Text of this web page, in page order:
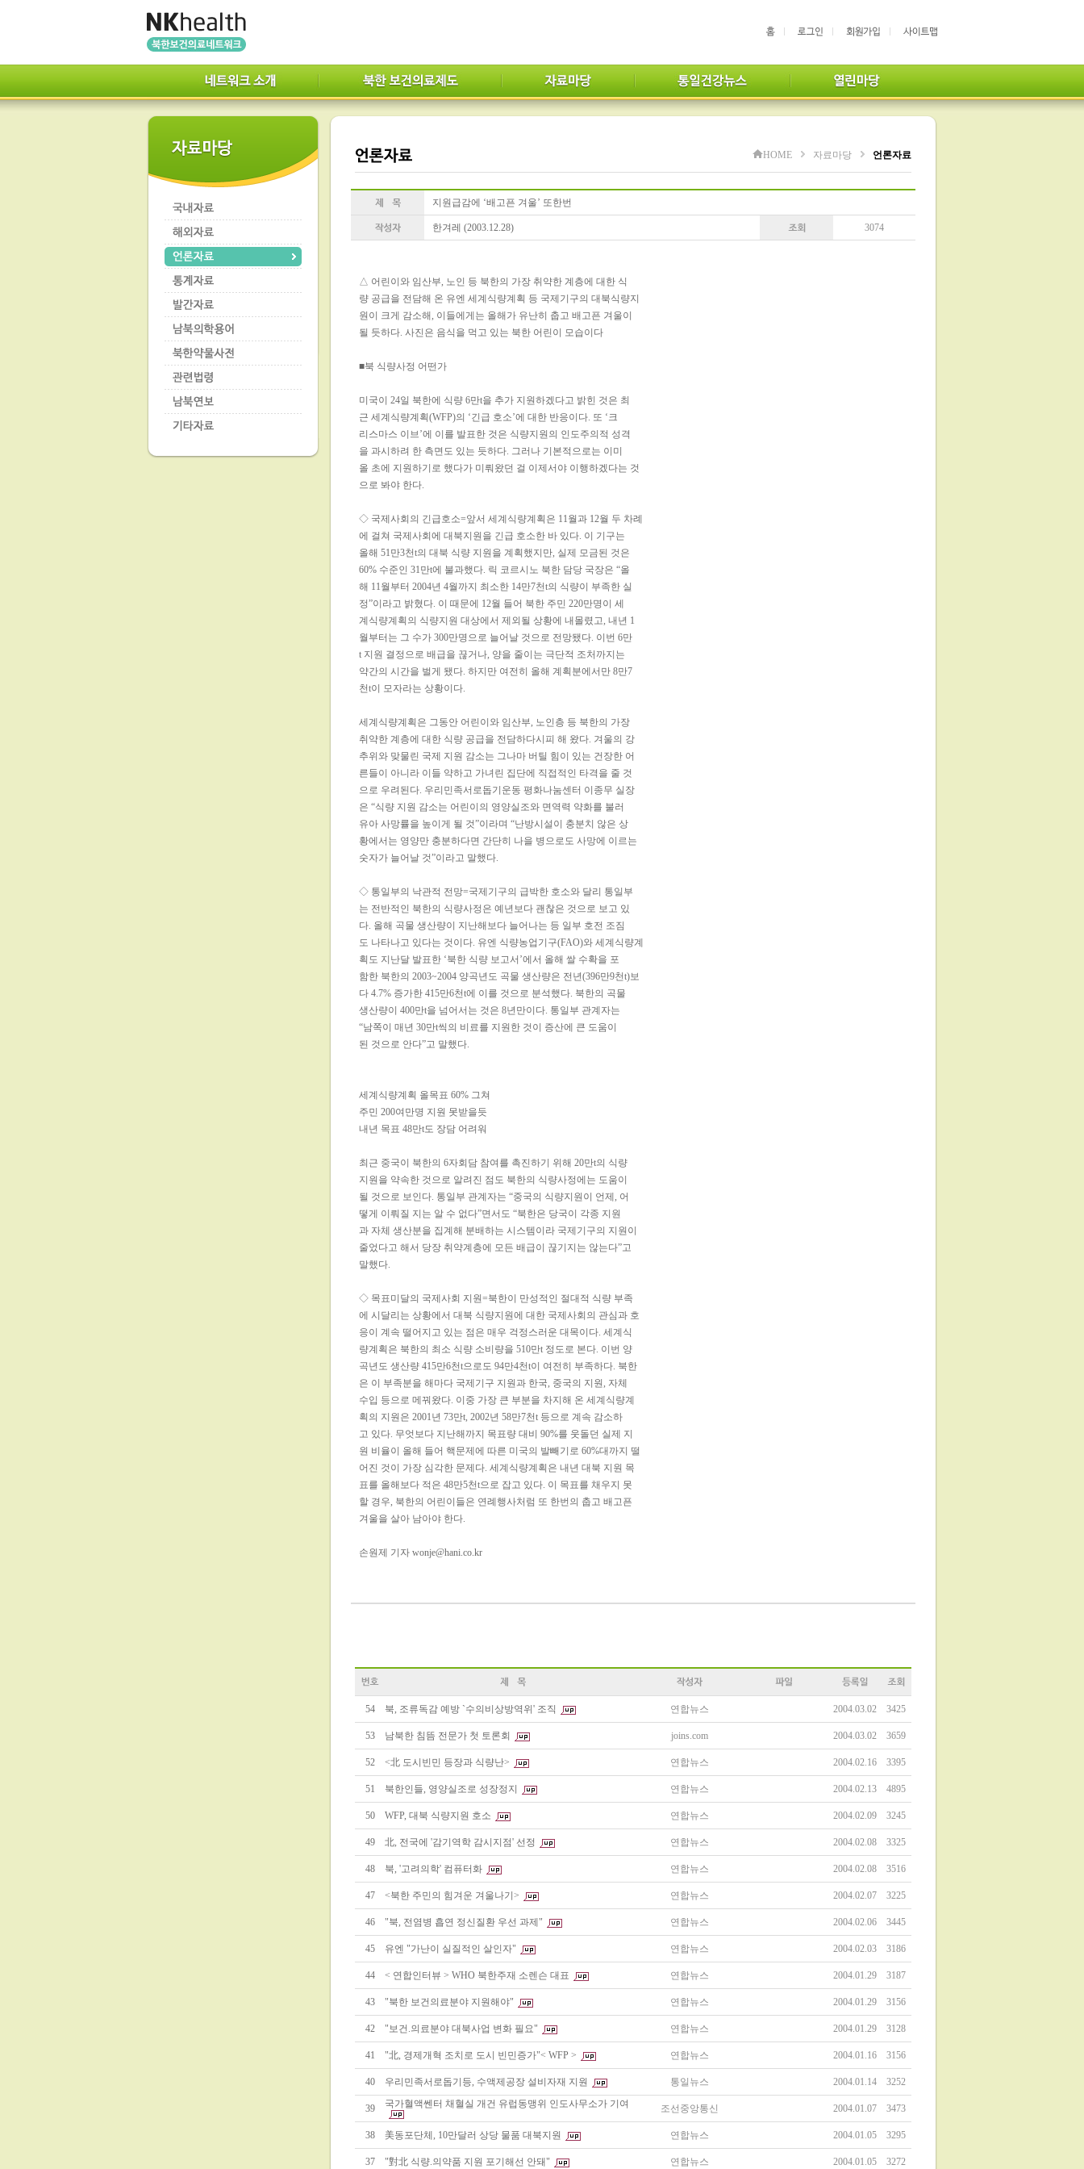
HOME 자료마당 언론자료
지원급감에 ‘배고픈 겨울’ 또한번
한겨레 (2003.12.28) 3074
△ 어린이와 임산부, 노인 등 북한의 가장 취약한 계층에 대한 식
량 공급을 전담해 온 유엔 세계식량계획 등 국제기구의 대북식량지
원이 크게 감소해, 이들에게는 올해가 유난히 춥고 배고픈 겨울이
될 듯하다. 사진은 음식을 먹고 있는 북한 어린이 모습이다
■북 식량사정 어떤가
미국이 24일 북한에 식량 6만t을 추가 지원하겠다고 밝힌 것은 최
근 세계식량계획(WFP)의 ‘긴급 호소’에 대한 반응이다. 또 ‘크
리스마스 이브’에 이를 발표한 것은 식량지원의 인도주의적 성격
을 과시하려 한 측면도 있는 듯하다. 그러나 기본적으로는 이미
올 초에 지원하기로 했다가 미뤄왔던 걸 이제서야 이행하겠다는 것
으로 봐야 한다.
◇ 국제사회의 긴급호소=앞서 세계식량계획은 11월과 12월 두 차례
에 걸쳐 국제사회에 대북지원을 긴급 호소한 바 있다. 이 기구는
올해 51만3천t의 대북 식량 지원을 계획했지만, 실제 모금된 것은
60% 수준인 31만t에 불과했다. 릭 코르시노 북한 담당 국장은 “올
해 11월부터 2004년 4월까지 최소한 14만7천t의 식량이 부족한 실
정”이라고 밝혔다. 이 때문에 12월 들어 북한 주민 220만명이 세
계식량계획의 식량지원 대상에서 제외될 상황에 내몰렸고, 내년 1
월부터는 그 수가 300만명으로 늘어날 것으로 전망됐다. 이번 6만
t 지원 결정으로 배급을 끊거나, 양을 줄이는 극단적 조처까지는
약간의 시간을 벌게 됐다. 하지만 여전히 올해 계획분에서만 8만7
천t이 모자라는 상황이다.
세계식량계획은 그동안 어린이와 임산부, 노인층 등 북한의 가장
취약한 계층에 대한 식량 공급을 전담하다시피 해 왔다. 겨울의 강
추위와 맞물린 국제 지원 감소는 그나마 버틸 힘이 있는 건장한 어
른들이 아니라 이들 약하고 가녀린 집단에 직접적인 타격을 줄 것
으로 우려된다. 우리민족서로돕기운동 평화나눔센터 이종무 실장
은 “식량 지원 감소는 어린이의 영양실조와 면역력 약화를 불러
유아 사망률을 높이게 될 것”이라며 “난방시설이 충분치 않은 상
황에서는 영양만 충분하다면 간단히 나을 병으로도 사망에 이르는
숫자가 늘어날 것”이라고 말했다.
◇ 통일부의 낙관적 전망=국제기구의 급박한 호소와 달리 통일부
는 전반적인 북한의 식량사정은 예년보다 괜찮은 것으로 보고 있
다. 올해 곡물 생산량이 지난해보다 늘어나는 등 일부 호전 조짐
도 나타나고 있다는 것이다. 유엔 식량농업기구(FAO)와 세계식량계
획도 지난달 발표한 ‘북한 식량 보고서’에서 올해 쌀 수확을 포
함한 북한의 2003~2004 양곡년도 곡물 생산량은 전년(396만9천t)보
다 4.7% 증가한 415만6천t에 이를 것으로 분석했다. 북한의 곡물
생산량이 400만t을 넘어서는 것은 8년만이다. 통일부 관계자는
“남쪽이 매년 30만t씩의 비료를 지원한 것이 증산에 큰 도움이
된 것으로 안다”고 말했다.
세계식량계획 올목표 60% 그쳐
주민 200여만명 지원 못받을듯
내년 목표 48만t도 장담 어려워
최근 중국이 북한의 6자회담 참여를 촉진하기 위해 20만t의 식량
지원을 약속한 것으로 알려진 점도 북한의 식량사정에는 도움이
될 것으로 보인다. 통일부 관계자는 “중국의 식량지원이 언제, 어
떻게 이뤄질 지는 알 수 없다”면서도 “북한은 당국이 각종 지원
과 자체 생산분을 집계해 분배하는 시스템이라 국제기구의 지원이
줄었다고 해서 당장 취약계층에 모든 배급이 끊기지는 않는다”고
말했다.
◇ 목표미달의 국제사회 지원=북한이 만성적인 절대적 식량 부족
에 시달리는 상황에서 대북 식량지원에 대한 국제사회의 관심과 호
응이 계속 떨어지고 있는 점은 매우 걱정스러운 대목이다. 세계식
량계획은 북한의 최소 식량 소비량을 510만t 정도로 본다. 이번 양
곡년도 생산량 415만6천t으로도 94만4천t이 여전히 부족하다. 북한
은 이 부족분을 해마다 국제기구 지원과 한국, 중국의 지원, 자체
수입 등으로 메꿔왔다. 이중 가장 큰 부분을 차지해 온 세계식량계
획의 지원은 2001년 73만t, 2002년 58만7천t 등으로 계속 감소하
고 있다. 무엇보다 지난해까지 목표량 대비 90%를 웃돌던 실제 지
원 비율이 올해 들어 핵문제에 따른 미국의 발빼기로 60%대까지 떨
어진 것이 가장 심각한 문제다. 세계식량계획은 내년 대북 지원 목
표를 올해보다 적은 48만5천t으로 잡고 있다. 이 목표를 채우지 못
할 경우, 북한의 어린이들은 연례행사처럼 또 한번의 춥고 배고픈
겨울을 살아 남아야 한다.
손원제 기자 wonje@hani.co.kr
54 북, 조류독감 예방 `수의비상방역위' 조직 연합뉴스 2004.03.02 3425
53 남북한 침뜸 전문가 첫 토론회 joins.com 2004.03.02 3659
52 <北 도시빈민 등장과 식량난> 연합뉴스 2004.02.16 3395
51 북한인들, 영양실조로 성장정지 연합뉴스 2004.02.13 4895
50 WFP, 대북 식량지원 호소 연합뉴스 2004.02.09 3245
49 北, 전국에 '감기역학 감시지점' 선정 연합뉴스 2004.02.08 3325
48 북, '고려의학' 컴퓨터화 연합뉴스 2004.02.08 3516
47 <북한 주민의 힘겨운 겨울나기> 연합뉴스 2004.02.07 3225
46 "북, 전염병 흡연 정신질환 우선 과제" 연합뉴스 2004.02.06 3445
45 유엔 "가난이 실질적인 살인자" 연합뉴스 2004.02.03 3186
44 < 연합인터뷰 > WHO 북한주재 소렌슨 대표 연합뉴스 2004.01.29 3187
43 "북한 보건의료분야 지원해야" 연합뉴스 2004.01.29 3156
42 "보건.의료분야 대북사업 변화 필요" 연합뉴스 2004.01.29 3128
41 "北, 경제개혁 조치로 도시 빈민증가"< WFP > 연합뉴스 2004.01.16 3156
40 우리민족서로돕기등, 수액제공장 설비자재 지원 통일뉴스 2004.01.14 3252
39 국가혈액쎈터 채혈실 개건 유럽동맹위 인도사무소가 기여 조선중앙통신 2004.01.07 3473
38 美동포단체, 10만달러 상당 물품 대북지원 연합뉴스 2004.01.05 3295
37 "對北 식량.의약품 지원 포기해선 안돼" 연합뉴스 2004.01.05 3272